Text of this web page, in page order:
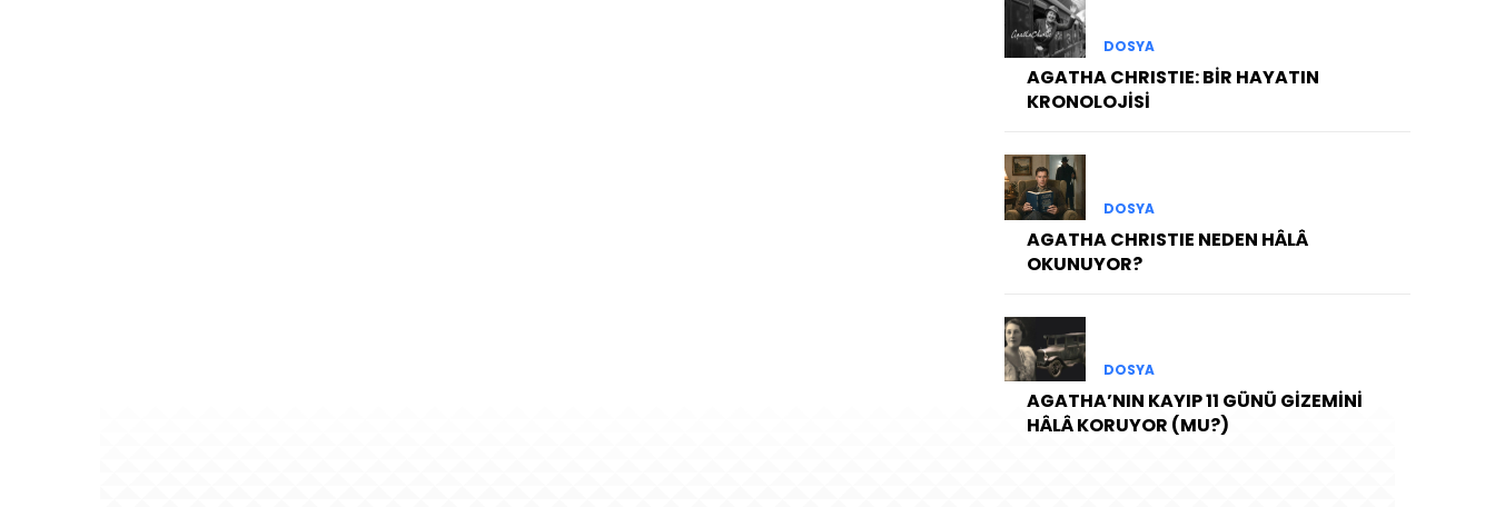
DOSYA
AGATHA CHRISTIE: BİR HAYATIN
KRONOLOJİSİ
DOSYA
AGATHA CHRISTIE NEDEN HÂLÂ
OKUNUYOR?
DOSYA
AGATHA’NIN KAYIP 11 GÜNÜ GİZEMİNİ
HÂLÂ KORUYOR (MU?)